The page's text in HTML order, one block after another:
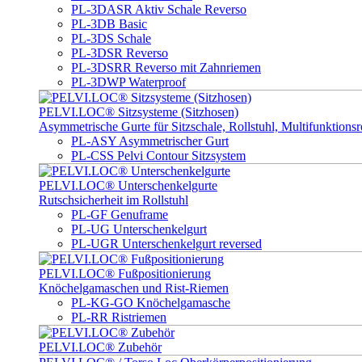
PL-3DASR Aktiv Schale Reverso
PL-3DB Basic
PL-3DS Schale
PL-3DSR Reverso
PL-3DSRR Reverso mit Zahnriemen
PL-3DWP Waterproof
PELVI.LOC® Sitzsysteme (Sitzhosen)
Asymmetrische Gurte für Sitzschale, Rollstuhl,
PL-ASY Asymmetrischer Gurt
PL-CSS Pelvi Contour Sitzsystem
PELVI.LOC® Unterschenkelgurte
Rutschsicherheit im Rollstuhl
PL-GF Genuframe
PL-UG Unterschenkelgurt
PL-UGR Unterschenkelgurt reversed
PELVI.LOC® Fußpositionierung
Knöchelgamaschen und Rist-Riemen
PL-KG-GO Knöchelgamasche
PL-RR Ristriemen
PELVI.LOC® Zubehör